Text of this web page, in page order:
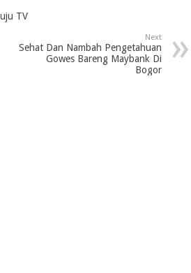
TV
Next
Sehat Dan Nambah Pengetahuan
Gowes Bareng Maybank Di
Bogor